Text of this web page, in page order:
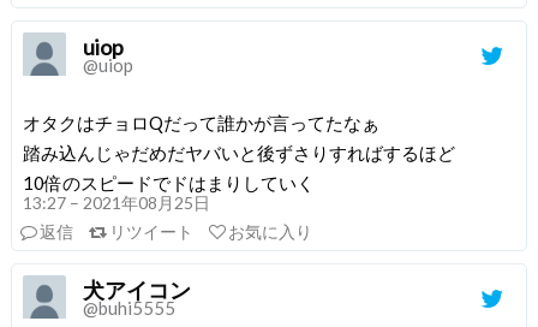
uiop
@uiop
オタクはチョロQだって誰かが言ってたなぁ
踏み込んじゃだめだヤバいと後ずさりすればするほど
10倍のスピードでドはまりしていく
13:27 – 2021年08月25日
返信
リツイート お気に入り
犬アイコン
@buhi5555